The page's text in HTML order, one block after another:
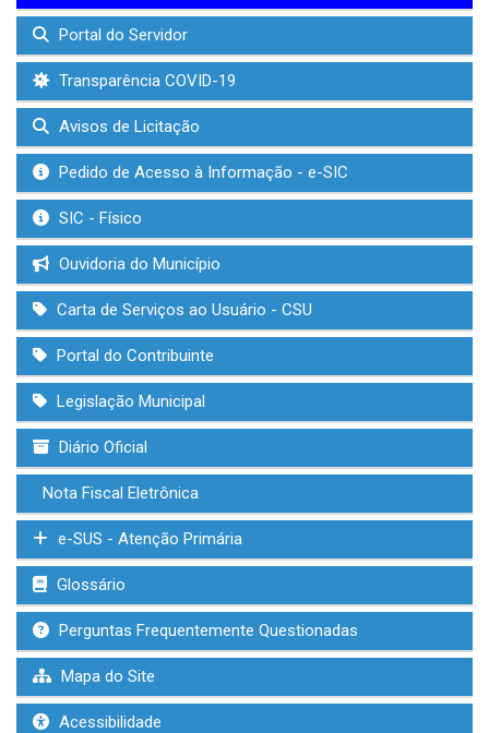
Portal do Servidor
Transparência COVID-19
Avisos de Licitação
Pedido de Acesso à Informação - e-SIC
SIC - Físico
Ouvidoria do Município
Carta de Serviços ao Usuário - CSU
Portal do Contribuinte
Legislação Municipal
Diário Oficial
Nota Fiscal Eletrônica
e-SUS - Atenção Primária
Glossário
Perguntas Frequentemente Questionadas
Mapa do Site
Acessibilidade